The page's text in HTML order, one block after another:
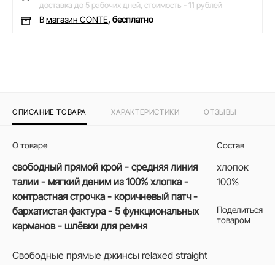
доставка до 5 рабочих дней, стоимость - 11 рублей
Вмагазин CONTE, бесплатно
ОПИСАНИЕ ТОВАРА ХАРАКТЕРИСТИКИ ОТЗЫВЫ
О товаре
свободный прямой крой - средняя линия
талии - мягкий деним из 100% хлопка -
контрастная строчка - коричневый патч -
бархатистая фактура - 5 функциональных
карманов - шлёвки для ремня
Свободные прямые джинсы relaxed straight
Состав
хлопок
100%
Поделиться
товаром